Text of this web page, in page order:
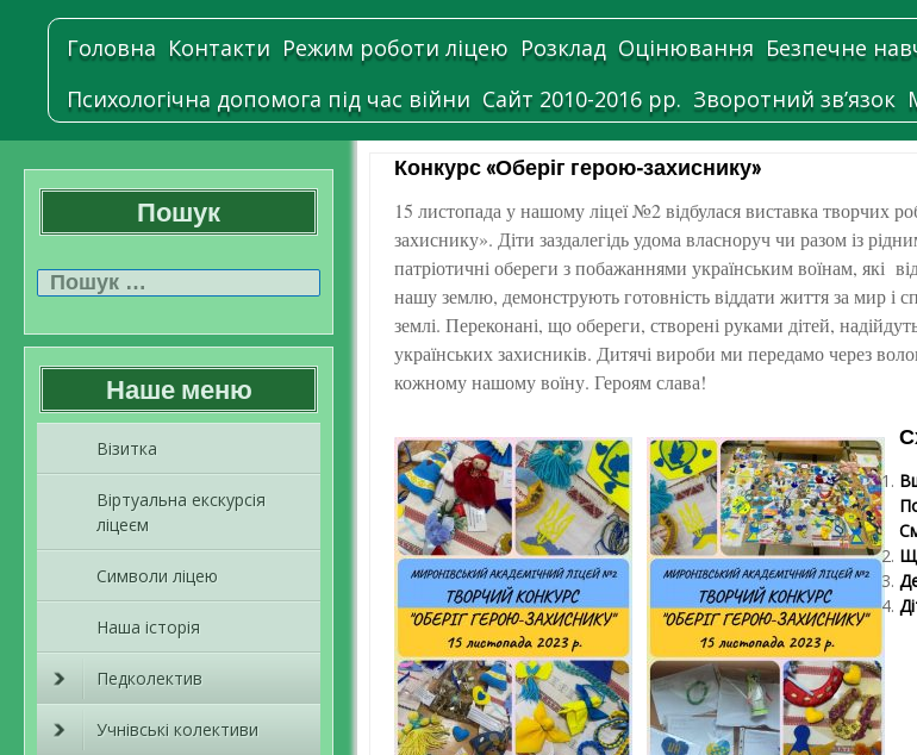
Головна Контакти Режим роботи ліцею Розклад Оцінювання Безпечне
Психологічна допомога під час війни Сайт 2010-2016 рр. Зворотний зв’язок
Пошук
Наше меню
Візитка
Віртуальна екскурсія
ліцеєм
Символи ліцею
Наша історія
Педколектив
Учнівські колективи
Конкурс «Оберіг герою-захиснику»
15 листопада у нашому ліцеї №2 відбулася виставка творчих
захиснику». Діти заздалегідь удома власноруч чи разом із
патріотичні обереги з побажаннями українським воїнам, які
нашу землю, демонструють готовність віддати життя за мир і
землі. Переконані, що обереги, створені руками дітей,
українських захисників. Дитячі вироби ми передамо через
кожному нашому воїну. Героям слава!